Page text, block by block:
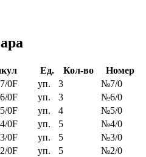
Ед. Кол-во
Номер
0F
уп. 3
№7/0
0F
уп. 3
№6/0
0F
уп. 4
№5/0
0F
уп. 5
№4/0
0F
уп. 5
№3/0
0F
уп. 5
№2/0